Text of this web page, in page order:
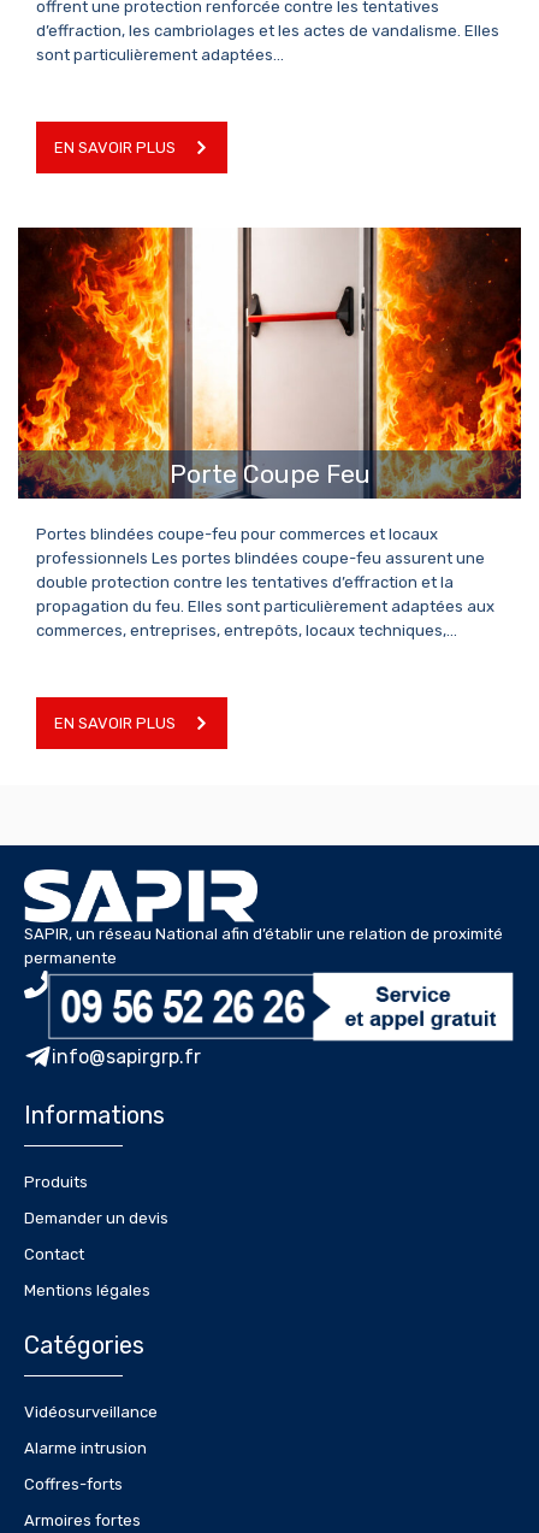
offrent une protection renforcée contre les tentatives
d’effraction, les cambriolages et les actes de vandalisme. Elles
sont particulièrement adaptées…
EN SAVOIR PLUS
Porte Coupe Feu
EN SAVOIR PLUS
Portes blindées coupe-feu pour commerces et locaux
professionnels Les portes blindées coupe-feu assurent une
double protection contre les tentatives d’effraction et la
propagation du feu. Elles sont particulièrement adaptées aux
commerces, entreprises, entrepôts, locaux techniques,…
EN SAVOIR PLUS
SAPIR, un réseau National afin d’établir une relation de proximité
permanente
info@sapirgrp.fr
Informations
Produits
Demander un devis
Contact
Mentions légales
Catégories
Vidéosurveillance
Alarme intrusion
Coffres-forts
Armoires fortes